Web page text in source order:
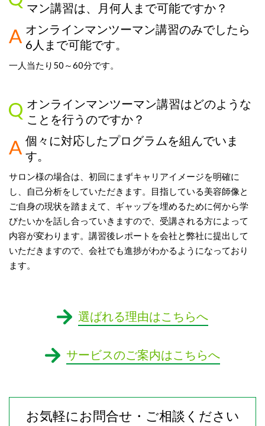
マン講習は、月何人まで可能ですか？
オンラインマンツーマン講習のみでしたら
6 人まで可能です。
一人当たり 50 ～60分です。
オンラインマンツーマン講習はどのような
ことを行うのですか？
個々に対応したプログラムを組んでいま
す。
サロン様の場合は、初回にまずキャリアイメージを明確に
し、自己分析をしていただきます。目指している美容師像と
ご自身の現状を踏まえて、ギャップを埋めるために何から学
びたいかを話し合っていきますので、受講される方によって
内容が変わります。講習後レポートを会社と弊社に提出して
いただきますので、会社でも進捗がわかるようになっており
ます。
選ばれる理由はこちらへ
サービスのご案内はこちらへ
お気軽にお問合せ・ご相談ください